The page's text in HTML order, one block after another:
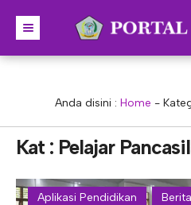
BERITA
PROFIL
VISI & MISI
KONSENTRASI KEAHLIAN
AKUNTANSI
PRESTASI
Anda disini : Home -
Kat : Pelajar
Aplikasi Pendidikan